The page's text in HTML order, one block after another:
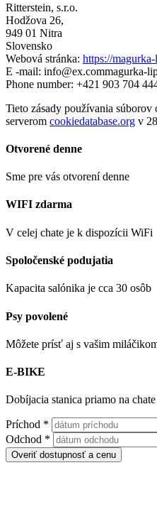
Ritterstein, s.r.o.
Hodžova 26,
949 01 Nitra
Slovensko
Webová stránka: https://
E -mail: info@ex.commagurka-
Phone number: +421 903 704
Tieto zásady používania
serverom cookiedatabase.org v
Otvorené denne
Sme pre vás otvorení denne
WIFI zdarma
V celej chate je k dispozícii WiFi
Spoločenské podujatia
Kapacita salónika je cca 30 osôb
Psy povolené
Môžete prísť aj s vašim
E-BIKE
Dobíjacia stanica priamo na chate
Príchod *
Odchod *
Overiť dostupnosť a cenu